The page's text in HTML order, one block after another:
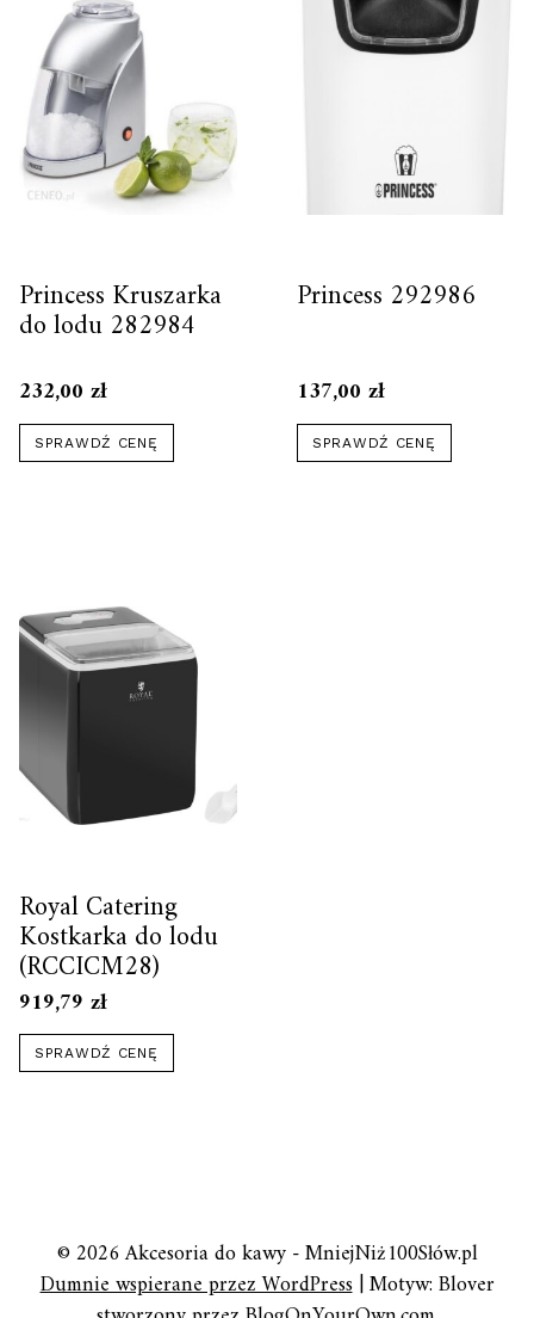
Princess Kruszarka
do lodu 282984
232,00 zł
SPRAWDŹ CENĘ
Princess 292986
137,00 zł
SPRAWDŹ CENĘ
Royal Catering
Kostkarka do lodu
(RCCICM28)
919,79 zł
SPRAWDŹ CENĘ
© 2026 Akcesoria do kawy - MniejNiż100Słów.pl
Dumnie wspierane przez WordPress|Motyw: Blover